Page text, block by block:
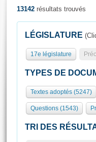
Présidence
577 députés
Groupes politiques
Séance publique
Commissions et
Europe et
Rôle et pouvoirs de
Organisation de
Présidence
Visiter l'Assemblée
Visite virtuelle du
Assister à une
13142 résultats trouvés
LÉGISLATURE
17e législature
TYPES DE
Textes adoptés (5247)
Questions (1543)
TRI DES